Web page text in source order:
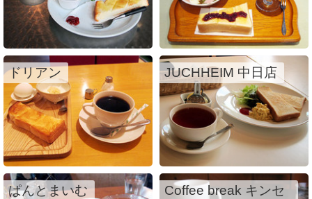
ドリアン JUCHHEIM 中日店
ぱんとまいむ
Coffee break キンセ